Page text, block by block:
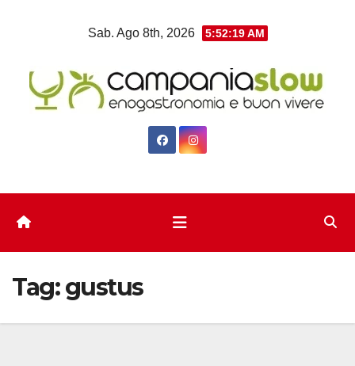
Sab. Ago 8th, 2026 5:52:20 AM
Tag:gustus